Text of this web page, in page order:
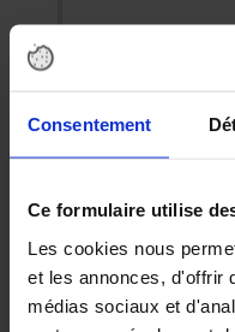
Consentement
Ce formulaire utilise
Les cookies nous
et les annonces, d'offrir
médias sociaux et
news,